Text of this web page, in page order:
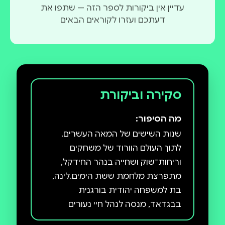
עדיין אין ביקורות לספר הזה — שתפו את
דעתכם ועזרו לקוראים הבאים
סקירה וביקורת
מה הסיפור:
שנות השישים של המאה העשרים.
לתוך העולם הוורוד של משחקים
וריחות־שוק ושחייה בנהר החידקל,
מתפרצת מלחמת ששת הימים.לינה,
בת למשפחה יהודית בורגנית
בבגדאד, מנסה לנהל חיי נעורים
שגרתיים, אבל להיות יהודי במדינה